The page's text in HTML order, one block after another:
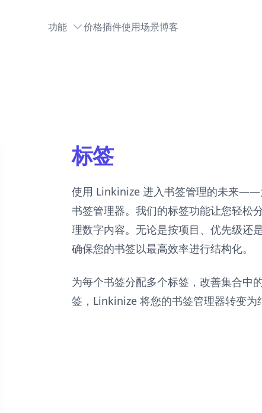
功能 价格插件使用场景博客
标签
使用 Linkinize 进入书签管理的未来——
书签管理器。我们的标签功能让您轻松
理数字内容。无论是按项目、优先级还
确保您的书签以最高效率进行结构化。
为每个书签分配多个标签，改善集合中
签，Linkinize 将您的书签管理器转变为